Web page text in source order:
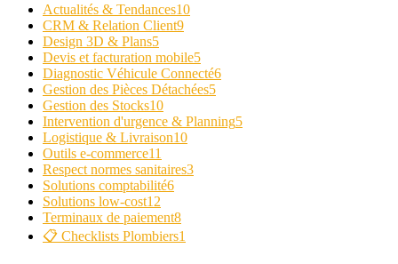
Actualités & Tendances10
CRM & Relation Client9
Design 3D & Plans5
Devis et facturation mobile5
Diagnostic Véhicule Connecté6
Gestion des Pièces Détachées5
Gestion des Stocks10
Intervention d'urgence & Planning5
Logistique & Livraison10
Outils e-commerce11
Respect normes sanitaires3
Solutions comptabilité6
Solutions low-cost12
Terminaux de paiement8
📋 Checklists Plombiers1